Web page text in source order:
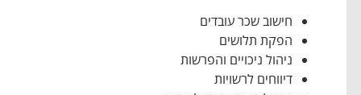
חישוב שכר עובדים
הפקת תלושים
ניהול ניכויים והפרשות
דיווחים לרשויות